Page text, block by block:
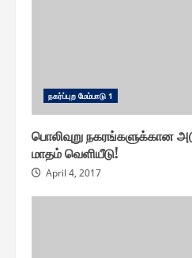
ந௧ர்ப்புற மேம்பாடு 1
பொலிவுறு நகரங்களுக்கான
மாதம் வெளியீடு!
April 4, 2017